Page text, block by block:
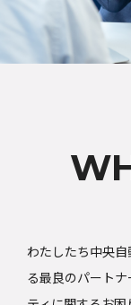
わたしたち中央
る最良のパート